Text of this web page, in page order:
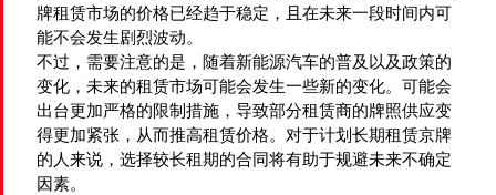
牌租赁市场的价格已经趋于稳定，且在未来一段时间内可
能不会发生剧烈波动。
不过，需要注意的是，随着新能源汽车的普及以及政策的
变化，未来的租赁市场可能会发生一些新的变化。可能会
出台更加严格的限制措施，导致部分租赁商的牌照供应变
得更加紧张，从而推高租赁价格。对于计划长期租赁京牌
的人来说，选择较长租期的合同将有助于规避未来不确定
因素。